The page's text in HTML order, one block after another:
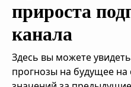
прироста
канала
Здесь вы можете
прогнозы на будущее